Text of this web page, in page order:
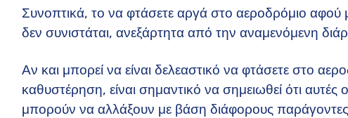
Συνοπτικά, το να φτάσετε αργά στο αεροδρόμιο
δεν συνιστάται, ανεξάρτητα από την αναμενόμενη
Αν και μπορεί να είναι δελεαστικό να φτάσετε στο
καθυστέρηση, είναι σημαντικό να σημειωθεί ότι
μπορούν να αλλάξουν με βάση διάφορους